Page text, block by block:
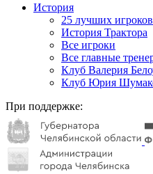
История
25 лучших
История Трактора
Все игроки
Все главные
Клуб Валерия
Клуб Юрия
При поддержке: